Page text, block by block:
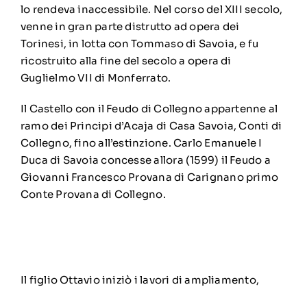
lo rendeva inaccessibile. Nel corso del XIII secolo,
venne in gran parte distrutto ad opera dei
Torinesi, in lotta con Tommaso di Savoia, e fu
ricostruito alla fine del secolo a opera di
Guglielmo VII di Monferrato.
Il Castello con il Feudo di Collegno appartenne al
ramo dei Principi d’Acaja di Casa Savoia, Conti di
Collegno, fino all’estinzione. Carlo Emanuele I
Duca di Savoia concesse allora (1599) il Feudo a
Giovanni Francesco Provana di Carignano primo
Conte Provana di Collegno.
Il figlio Ottavio iniziò i lavori di ampliamento,